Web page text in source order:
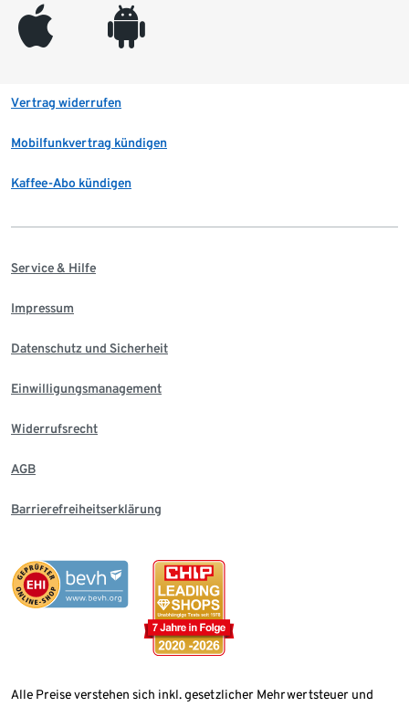
appleinc android
Vertrag widerrufen
Mobilfunkvertrag kündigen
Kaffee-Abo kündigen
Service & Hilfe
Impressum
Datenschutz und Sicherheit
Einwilligungsmanagement
Widerrufsrecht
AGB
Barrierefreiheitserklärung
Alle Preise verstehen sich inkl. gesetzlicher Mehrwertsteuer und